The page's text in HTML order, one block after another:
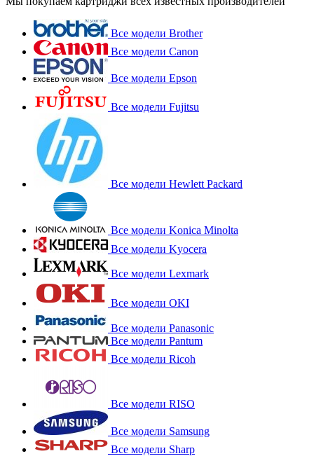
Все модели Brother
Все модели Canon
Все модели Epson
Все модели Fujitsu
Все модели Hewlett Packard
Все модели Konica Minolta
Все модели Kyocera
Все модели Lexmark
Все модели OKI
Все модели Panasonic
Все модели Pantum
Все модели Ricoh
Все модели RISO
Все модели Samsung
Все модели Sharp